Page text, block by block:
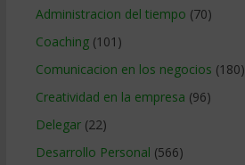
Administracion del tiempo (70)
Coaching(101)
Comunicacion en los negocios (180)
Creatividad en la empresa (96)
Delegar(22)
Desarrollo Personal (566)